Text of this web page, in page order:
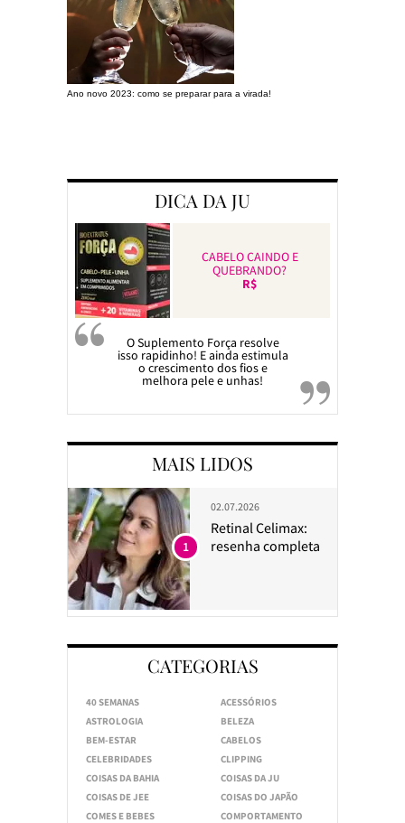
Ano novo 2023: como se preparar para a virada!
DICA DA JU
CABELO CAINDO E
QUEBRANDO?
R$
O Suplemento Força resolve
isso rapidinho! E ainda estimula
o crescimento dos fios e
melhora pele e unhas!
MAIS LIDOS
02.07.2026
Retinal Celimax:
resenha completa
1
CATEGORIAS
40 SEMANAS
ACESSÓRIOS
ASTROLOGIA
BELEZA
BEM-ESTAR
CABELOS
CELEBRIDADES
CLIPPING
COISAS DA BAHIA
COISAS DA JU
COISAS DE JEE
COISAS DO JAPÃO
COMES E BEBES
COMPORTAMENTO